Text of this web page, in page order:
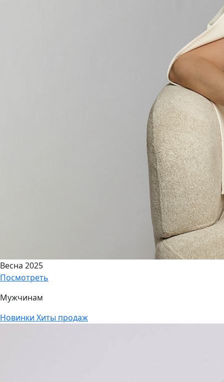
Весна 2025
Посмотреть
Мужчинам
Новинки Хиты продаж